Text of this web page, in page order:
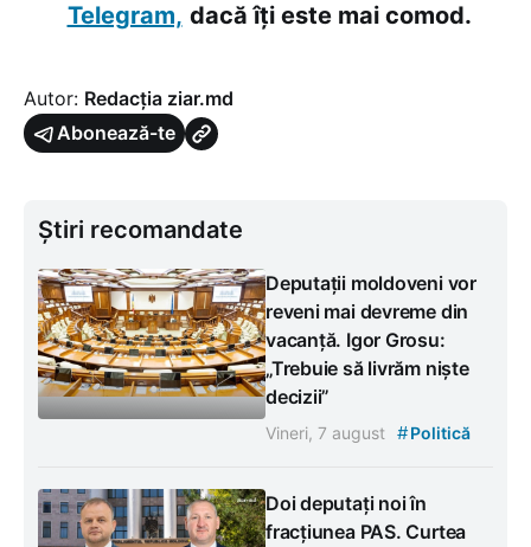
Telegram, dacă îți este mai comod.
Autor: Redacția ziar.md
Abonează-te
Știri recomandate
Deputații moldoveni vor
reveni mai devreme din
vacanță. Igor Grosu:
„Trebuie să livrăm niște
decizii”
Vineri, 7 august #Politică
Doi deputați noi în
fracțiunea PAS. Curtea